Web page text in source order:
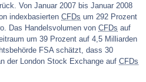
Von Januar 2007 bis Januar 2008
indexbasierten CFDs um 292 Prozent
Das Handelsvolumen von CFDs auf
um 39 Prozent auf 4,5 Milliarden
FSA schätzt, dass 30
der London Stock Exchange auf CFDs